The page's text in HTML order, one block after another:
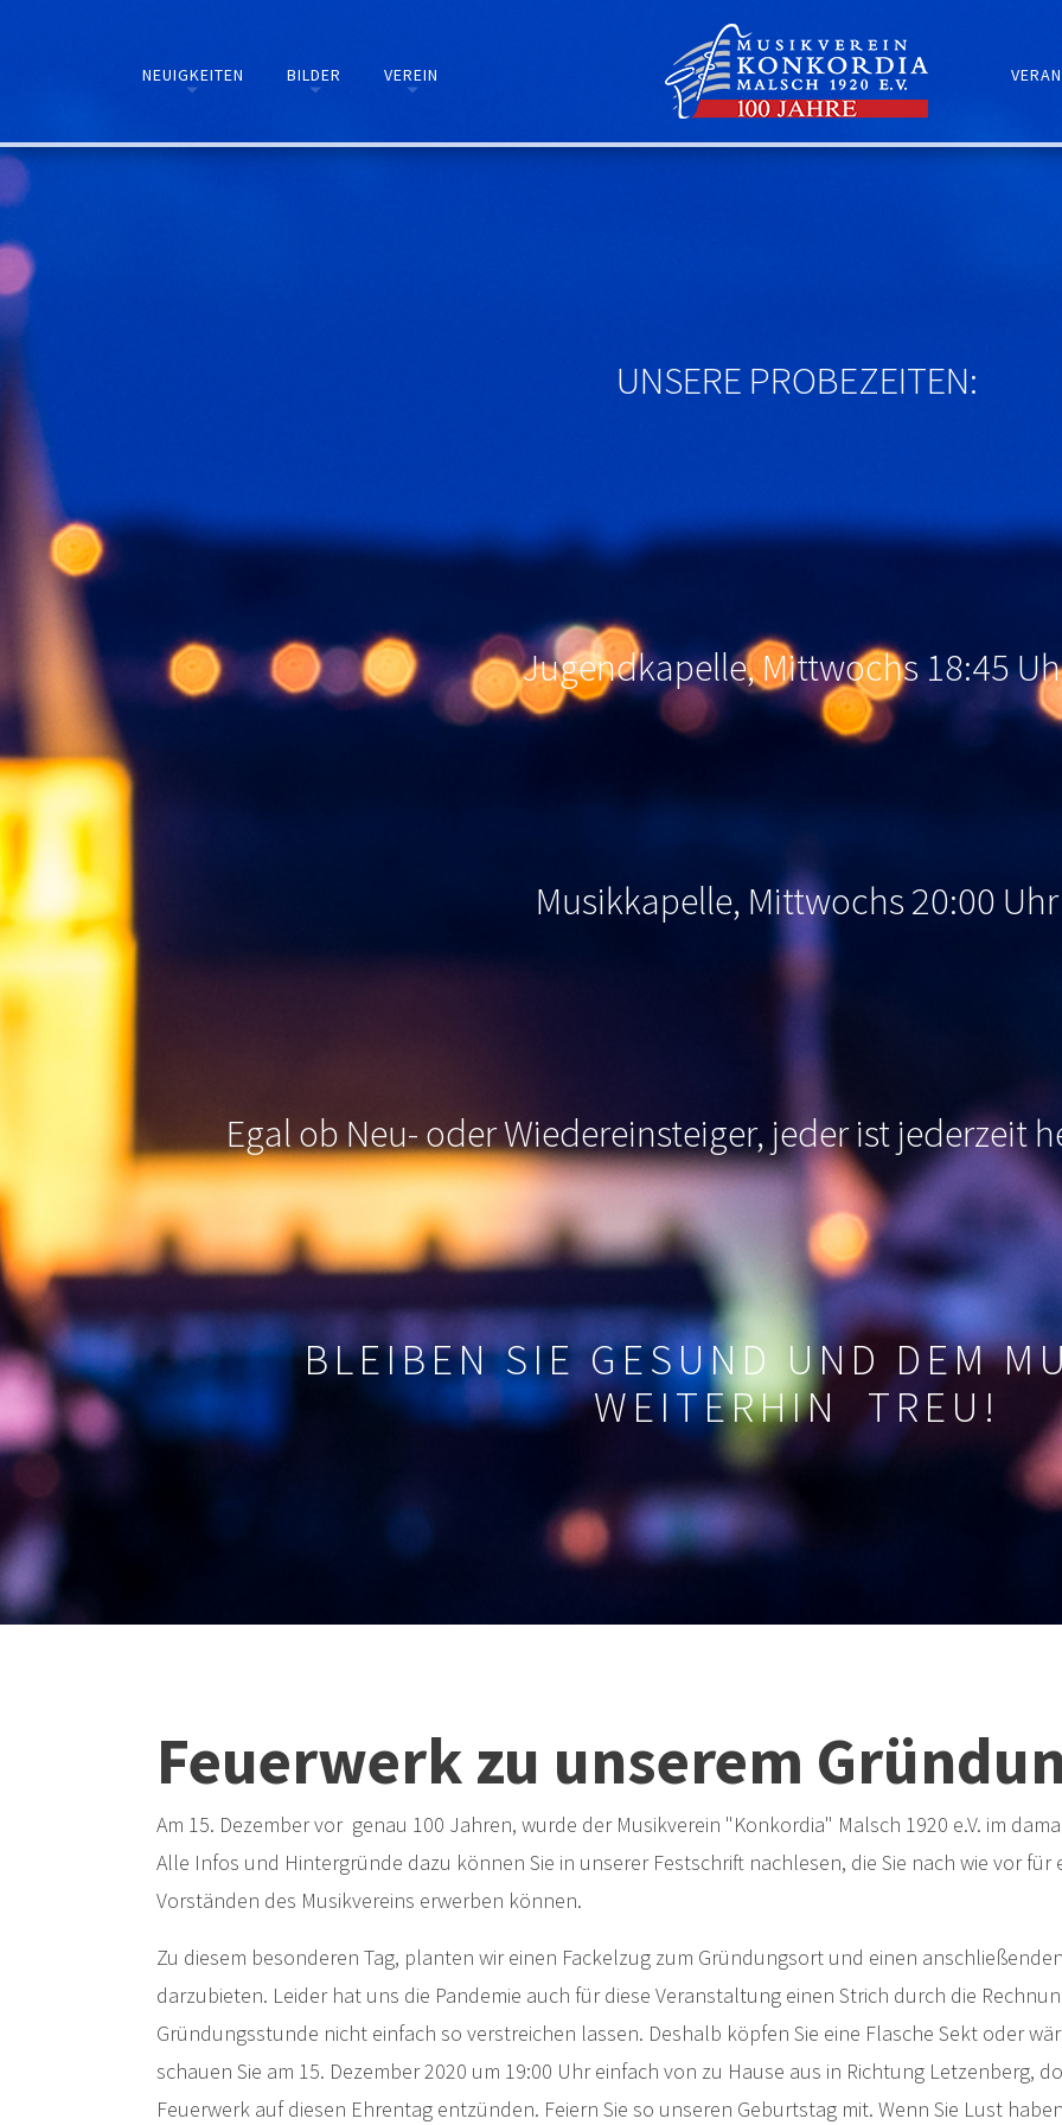
NEUIGKEITEN BILDER VEREIN
UNSERE PROBEZEITEN:
Jugendkapelle, Mittwochs 18:45
Musikkapelle, Mittwochs 20:00 Uhr
Egal ob Neu- oder Wiedereinsteiger, jeder ist jederzeit
BLEIBEN SIE GESUND UND DEM
WEITERHIN TREU!
Feuerwerk zu unserem
Am 15. Dezember vor genau 100 Jahren, wurde der Musikverein "Konkordia" Malsch 1920 e.V. im
Alle Infos und Hintergründe dazu können Sie in unserer Festschrift nachlesen, die Sie nach wie vor
Vorständen des Musikvereins erwerben können.
Zu diesem besonderen Tag, planten wir einen Fackelzug zum Gründungsort und einen
darzubieten. Leider hat uns die Pandemie auch für diese Veranstaltung einen Strich durch die
Gründungsstunde nicht einfach so verstreichen lassen. Deshalb köpfen Sie eine Flasche Sekt oder
schauen Sie am 15. Dezember 2020 um 19:00 Uhr einfach von zu Hause aus in Richtung Letzenberg,
Feuerwerk auf diesen Ehrentag entzünden. Feiern Sie so unseren Geburtstag mit. Wenn Sie Lust